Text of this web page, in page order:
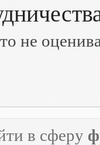
не
в сферу